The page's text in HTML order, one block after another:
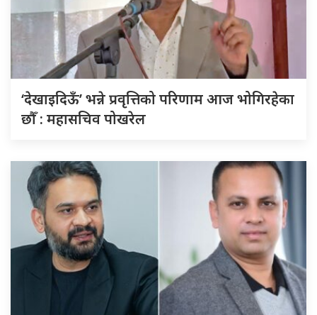
‘देखाइदिऊँ’ भन्ने प्रवृत्तिको परिणाम आज भोगिरहेका
छौँ : महासचिव पोखरेल